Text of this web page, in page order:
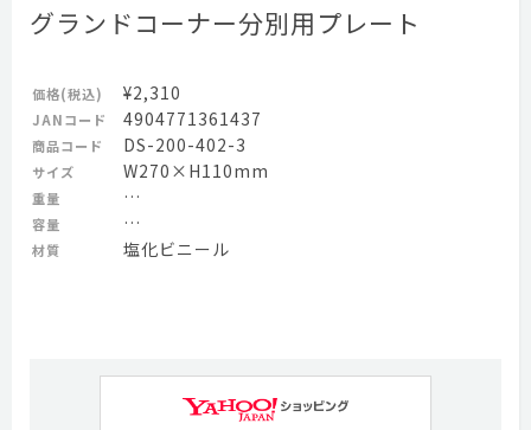
グランドコーナー分別用プレート
価格(税込) ¥2,310
JANコード 4904771361437
商品コード DS-200-402-3
サイズ W270×H110mm
重量 …
容量 …
材質 塩化ビニール